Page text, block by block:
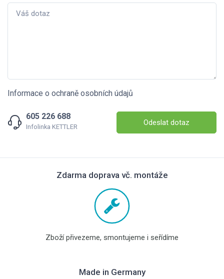
Informace o ochraně osobních údajů
605 226 688
Infolinka KETTLER Odeslat dotaz
Zdarma doprava vč. montáže
Zboží přivezeme, smontujeme i seřídíme
Made in Germany